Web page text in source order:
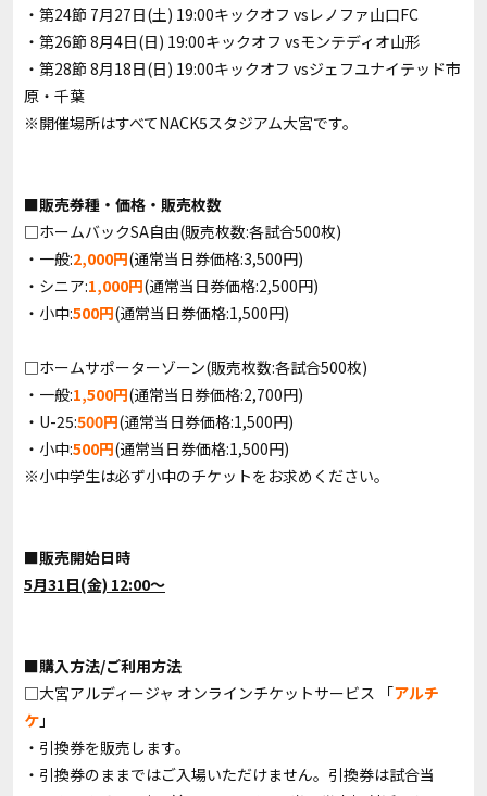
・第24節 7月27日(土) 19:00キックオフ vsレノファ山口FC
・第26節 8月4日(日) 19:00キックオフ vsモンテディオ山形
・第28節 8月18日(日) 19:00キックオフ vsジェフユナイテッド市
原・千葉
※開催場所はすべてNACK5スタジアム大宮です。
■販売券種・価格・販売枚数
□ホームバックSA自由(販売枚数:各試合500枚)
・一般:2,000円(通常当日券価格:3,500円)
・シニア:1,000円(通常当日券価格:2,500円)
・小中:500円(通常当日券価格:1,500円)
□ホームサポーターゾーン(販売枚数:各試合500枚)
・一般:1,500円(通常当日券価格:2,700円)
・U-25:500円(通常当日券価格:1,500円)
・小中:500円(通常当日券価格:1,500円)
※小中学生は必ず小中のチケットをお求めください。
■販売開始日時
5月31日(金) 12:00～
■購入方法/ご利用方法
□大宮アルディージャ オンラインチケットサービス 「アルチ
ケ 」
・引換券を販売します。
・引換券のままではご入場いただけません。引換券は試合当